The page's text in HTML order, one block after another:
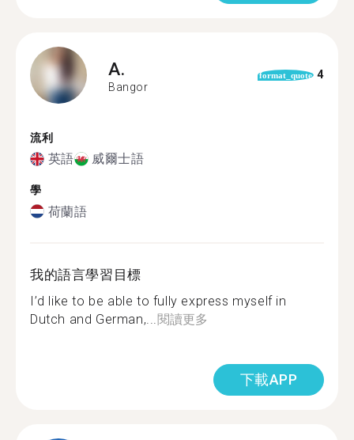
A.
Bangor
format_quote 4
流利
英語 威爾士語
學
荷蘭語
我的語言學習目標
I’d like to be able to fully express myself in
Dutch and German,... 閱讀更多
下載APP